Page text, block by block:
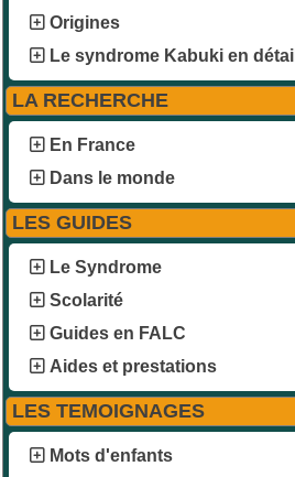
Origines
Le syndrome Kabuki en détail
LA RECHERCHE
En France
Dans le monde
LES GUIDES
Le Syndrome
Scolarité
Guides en FALC
Aides et prestations
LES TEMOIGNAGES
Mots d'enfants